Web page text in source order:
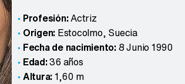
Profesión:Actriz
Origen: Estocolmo, Suecia
Fecha de nacimiento:8 Junio 1990
Edad:36 años
Altura:1,60 m